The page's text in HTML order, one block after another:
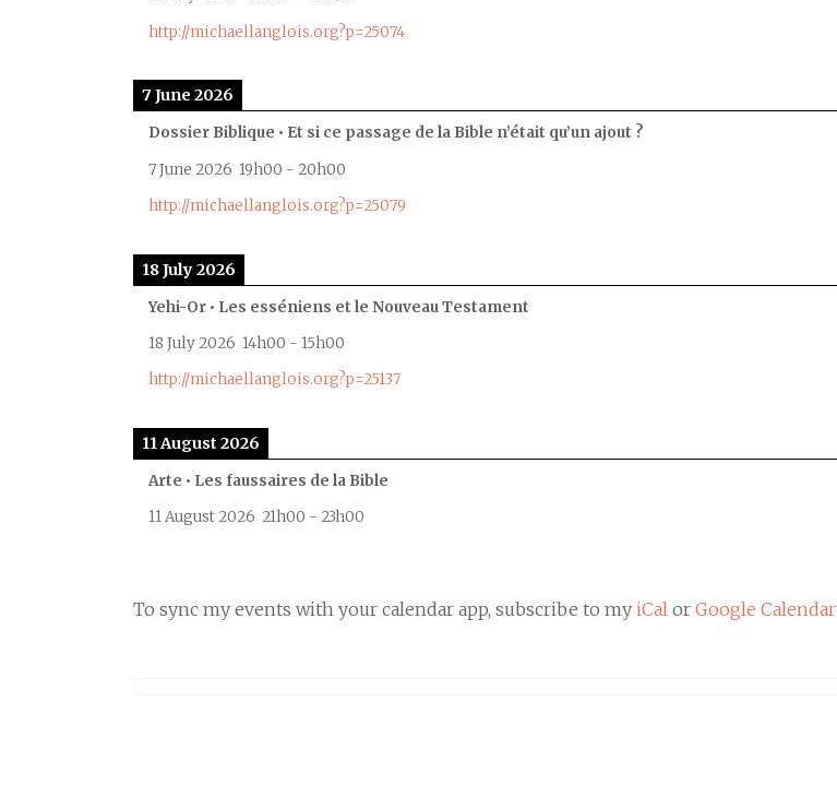
http://michaellanglois.org?p=25074
7 June 2026
Dossier Biblique • Et si ce passage de la Bible n’était qu’un ajout ?
7 June 2026 19h00 - 20h00
http://michaellanglois.org?p=25079
18 July 2026
Yehi-Or • Les esséniens et le Nouveau Testament
18 July 2026 14h00 - 15h00
http://michaellanglois.org?p=25137
11 August 2026
Arte • Les faussaires de la Bible
11 August 2026 21h00 - 23h00
To sync my events with your calendar app, subscribe to my iCal or Google Calendar